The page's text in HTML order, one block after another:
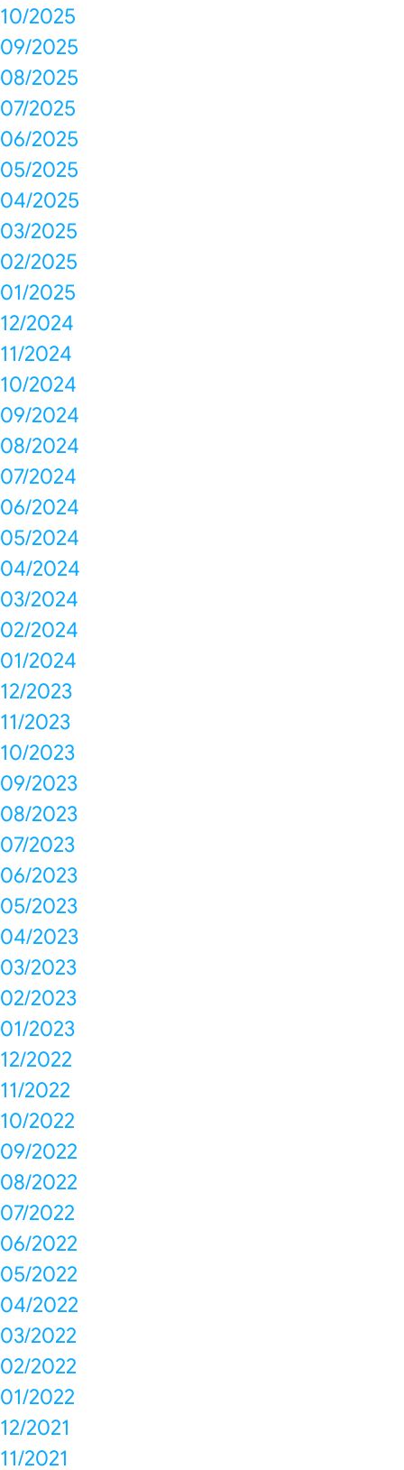
10/2025
09/2025
08/2025
07/2025
06/2025
05/2025
04/2025
03/2025
02/2025
01/2025
12/2024
11/2024
10/2024
09/2024
08/2024
07/2024
06/2024
05/2024
04/2024
03/2024
02/2024
01/2024
12/2023
11/2023
10/2023
09/2023
08/2023
07/2023
06/2023
05/2023
04/2023
03/2023
02/2023
01/2023
12/2022
11/2022
10/2022
09/2022
08/2022
07/2022
06/2022
05/2022
04/2022
03/2022
02/2022
01/2022
12/2021
11/2021